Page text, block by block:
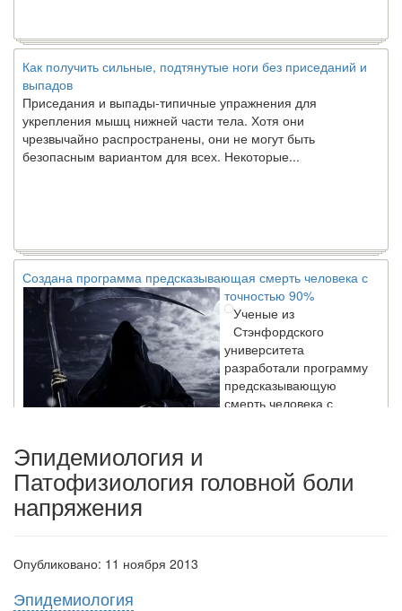
Как получить сильные, подтянутые ноги без приседаний и
выпадов
Приседания и выпады-типичные упражнения для
укрепления мышц нижней части тела. Хотя они
чрезвычайно распространены, они не могут быть
безопасным вариантом для всех. Некоторые...
Создана программа предсказывающая смерть человека с
точностью 90%
Ученые из
Стэнфордского
университета
разработали программу
предсказывающую
смерть человека с
высокой точностью.
Зарплата врачей в 2018 году превысит средний доход
россиян в два раза
Эпидемиология и
Патофизиология головной боли
напряжения
Опубликовано: 11 ноября 2013
Эпидемиология